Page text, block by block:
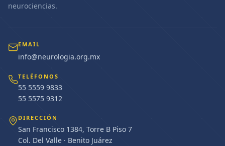
neurociencias.
EMAIL
info@neurologia.org.mx
TELÉFONOS
55 5559 9833
55 5575 9312
DIRECCIÓN
San Francisco 1384, Torre B Piso 7
Col. Del Valle · Benito Juárez